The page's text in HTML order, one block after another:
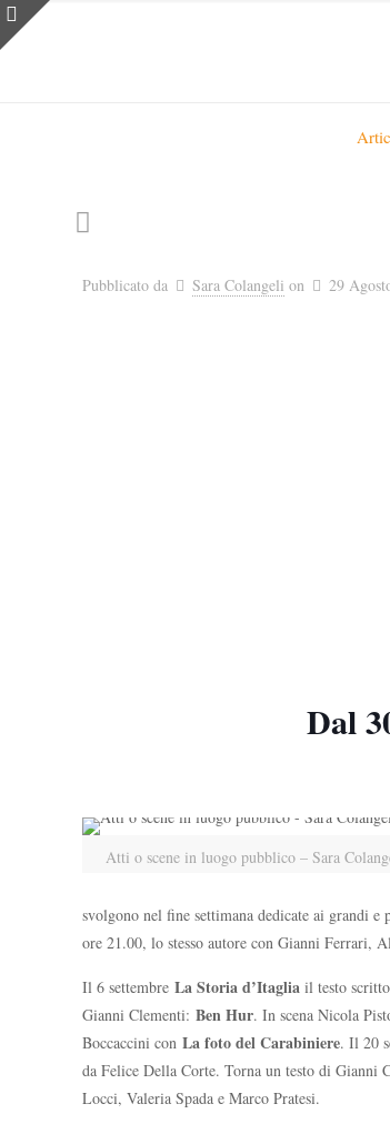
Pubblicato da Sara Colangeli on 29
Dal
Atti o scene in luogo pubblico – Sara
svolgono nel fine settimana dedicate ai grandi
ore 21.00, lo stesso autore con Gianni Ferrari,
Il 6 settembreLa Storia d’Itagliail testo
Gianni Clementi:Ben Hur. In scena Nicola
Boccaccini conLa foto del Carabiniere. Il 20
da Felice Della Corte. Torna un testo di Gianni
Locci, Valeria Spada e Marco Pratesi.